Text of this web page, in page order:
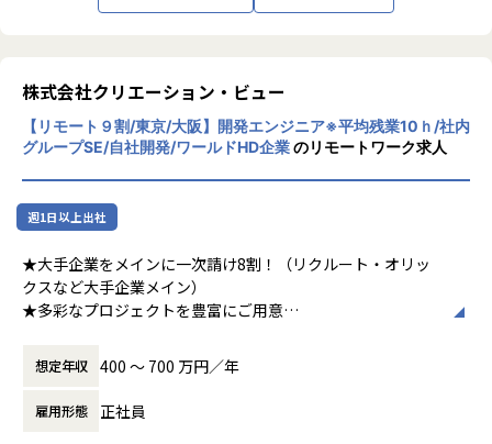
株式会社クリエーション・ビュー
【リモート９割/東京/大阪】開発エンジニア※平均残業10ｈ/社内
グループSE/自社開発/ワールドHD企業のリモートワーク求人
週1日以上出社
★大手企業をメインに一次請け8割！（リクルート・オリッ
クスなど大手企業メイン）
★多彩なプロジェクトを豊富にご用意
レックス制！リモート約９割など働きやすさ抜群
★賞与年2回支給！（昨年度支給実績4.3ヵ月）＋住宅手当＋
資格手当など福利厚生も充実
想定年収 400 〜 700 万円／年
雇用形態 正社員